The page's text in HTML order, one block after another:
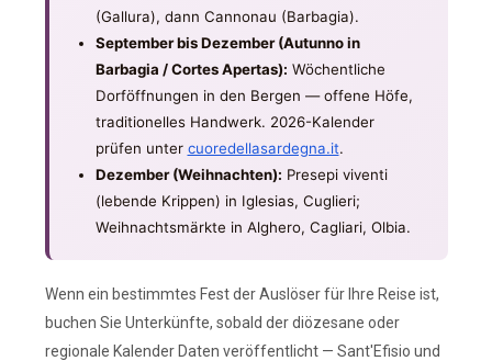
(Gallura), dann Cannonau (Barbagia).
September bis Dezember (Autunno in
Barbagia / Cortes Apertas): Wöchentliche
Dorföffnungen in den Bergen — offene Höfe,
traditionelles Handwerk. 2026-Kalender
prüfen unter cuoredellasardegna.it.
Dezember (Weihnachten): Presepi viventi
(lebende Krippen) in Iglesias, Cuglieri;
Weihnachtsmärkte in Alghero, Cagliari, Olbia.
Wenn ein bestimmtes Fest der Auslöser für Ihre Reise ist,
buchen Sie Unterkünfte, sobald der diözesane oder
regionale Kalender Daten veröffentlicht — Sant'Efisio und